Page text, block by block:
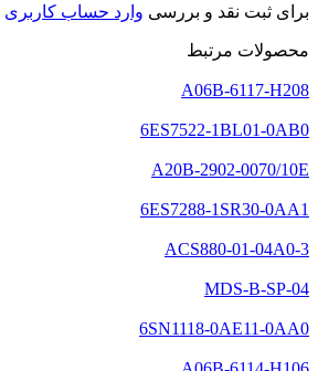
برای ثبت نقد و بررسی وارد حساب کاربری
محصولات مرتبط
A06B-6117-H208
6ES7522-1BL01-0AB0
A20B-2902-0070/10E
6ES7288-1SR30-0AA1
ACS880-01-04A0-3
MDS-B-SP-04
6SN1118-0AE11-0AA0